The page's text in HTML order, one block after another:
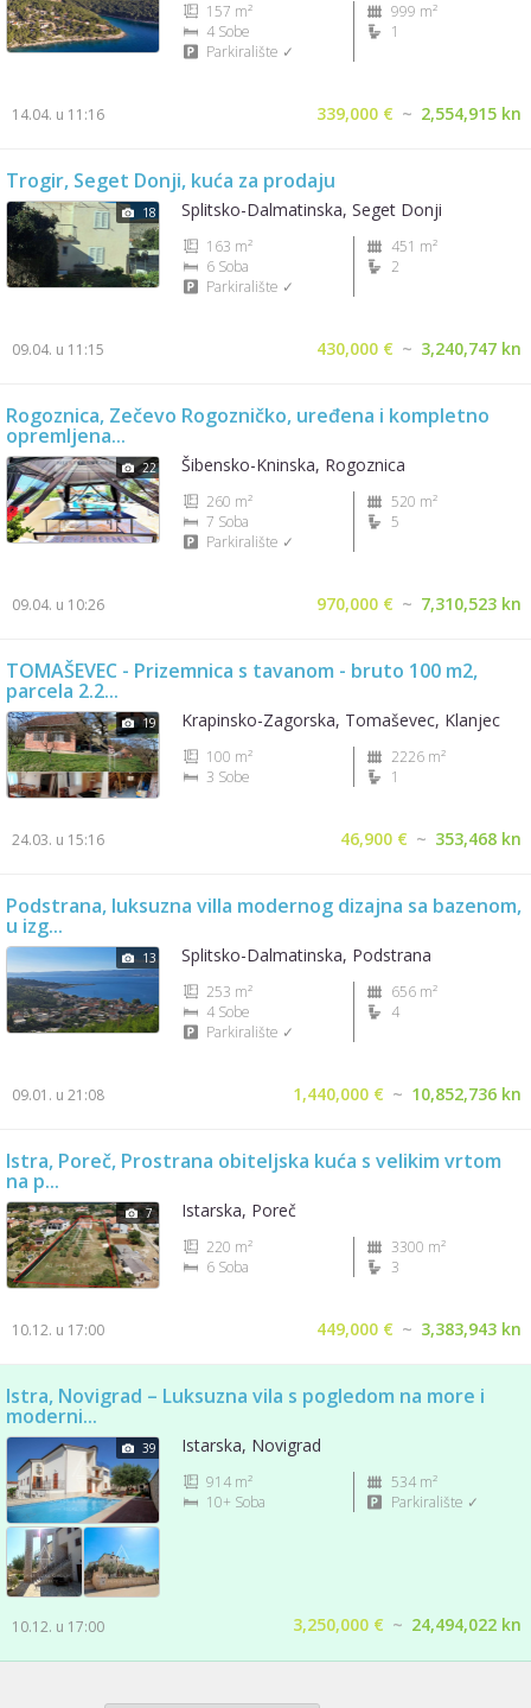
157 m²
999 m²
4 Sobe
1
Parkiralište ✓
339,000 € ~ 2,554,915 kn
14.04. u 11:16
Trogir, Seget Donji, kuća za prodaju
18 Splitsko-Dalmatinska, Seget Donji
163 m²
451 m²
6 Soba
2
Parkiralište ✓
430,000 € ~ 3,240,747 kn
09.04. u 11:15
Rogoznica, Zečevo Rogozničko, uređena i kompletno
opremljena...
22 Šibensko-Kninska, Rogoznica
260 m²
520 m²
7 Soba
5
Parkiralište ✓
970,000 € ~ 7,310,523 kn
09.04. u 10:26
TOMAŠEVEC - Prizemnica s tavanom - bruto 100 m2,
parcela 2.2...
19 Krapinsko-Zagorska, Tomaševec, Klanjec
100 m²
2226 m²
3 Sobe
1
46,900 € ~ 353,468 kn
24.03. u 15:16
Podstrana, luksuzna villa modernog dizajna sa bazenom,
u izg...
13 Splitsko-Dalmatinska, Podstrana
253 m²
656 m²
4 Sobe
4
Parkiralište ✓
1,440,000 € ~ 10,852,736 kn
09.01. u 21:08
Istra, Poreč, Prostrana obiteljska kuća s velikim vrtom
na p...
7 Istarska, Poreč
220 m²
3300 m²
6 Soba
3
449,000 € ~ 3,383,943 kn
10.12. u 17:00
Istra, Novigrad – Luksuzna vila s pogledom na more i
moderni...
39 Istarska, Novigrad
914 m²
534 m²
10+ Soba
Parkiralište ✓
3,250,000 € ~ 24,494,022 kn
10.12. u 17:00